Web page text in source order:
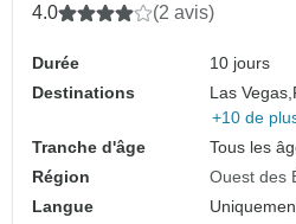
4.0 (2 avis)
Durée
10 jours
Destinations
Las Vegas,
+10 de
Tranche d'âge
Tous les
Région
Ouest des
Langue